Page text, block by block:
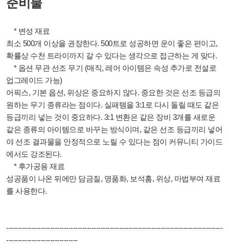
준비물
* 변성 재료
최소 500개 이상을 권장한다. 500트로 성공하면 운이 좋은 편이고,
확률상 수천 트라이까지 갈 수 있다는 생각으로 접근하는 게 맞다.
* 옵션 무관 선조 무기 (매직, 레어 아이템은 속성 추가로 전설로
업그레이드 가능)
어픽스, 기본 옵션, 위상은 중요하지 않다. 중요한 것은 선조 등급의
원하는 무기 종류라는 점이다. 실패템을 3:1로 다시 돌릴 때도 같은
등급끼리 넣는 것이 중요하다. 3:1 변환은 같은 장비 3개를 새로운
같은 종류의 아이템으로 바꾸는 방식이며, 같은 선조 등급끼리 넣어
야 선조 결과물을 안정적으로 노릴 수 있다는 점이 커뮤니티 가이드
에서도 강조된다.
* 후가공용 재료
성공품이 나온 뒤에만 담금질, 명품화, 보석홈, 위상, 마법부여 재료
를 사용한다.
----------------------------------------------------------------------------------------------
-------------------------------